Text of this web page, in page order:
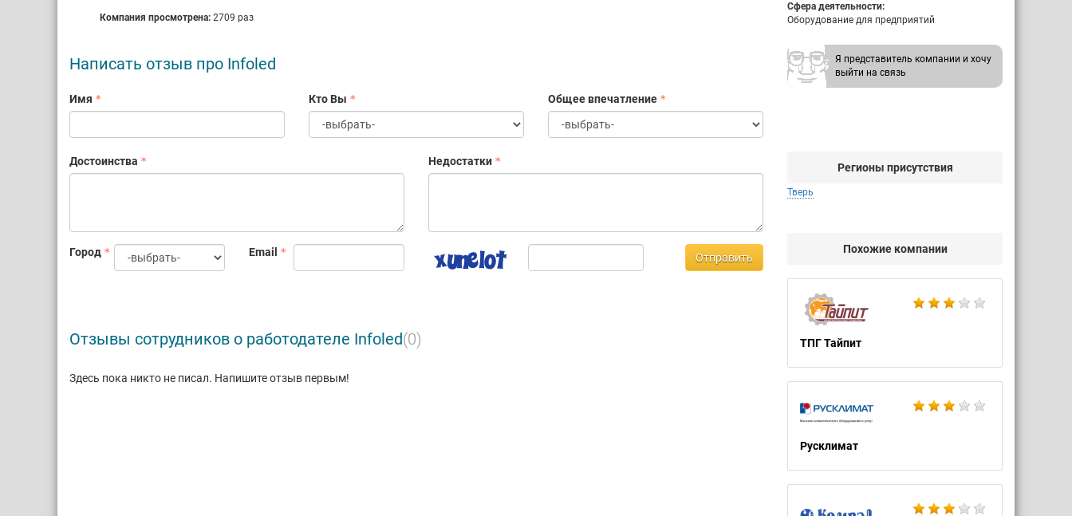
Сфера деятельности:
Оборудование для предприятий
Я представитель компании и хочу
выйти на связь
Регионы присутствия
Тверь
Похожие компании
ТПГ Тайпит
Русклимат
Компания просмотрена:2709 раз
Написать отзыв про Infoled
Имя Кто Вы Общее впечатление
Достоинства Недостатки
Город Email Отправить
Отзывы сотрудников о работодателе Infoled(0)
Здесь пока никто не писал. Напишите отзыв первым!